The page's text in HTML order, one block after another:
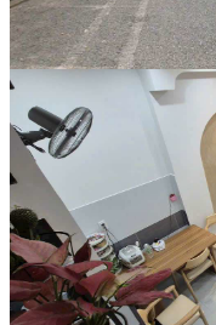
Nhà phố
4.8 Tỷ
Mã:
Bán
Tri Phương